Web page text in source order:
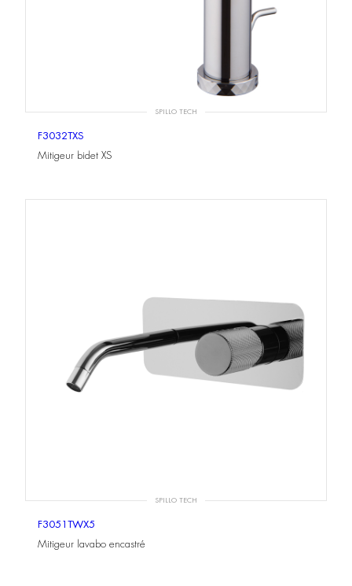
SPILLO TECH
F3032TXS
Mitigeur bidet XS
SPILLO TECH
F3051TWX5
Mitigeur lavabo encastré